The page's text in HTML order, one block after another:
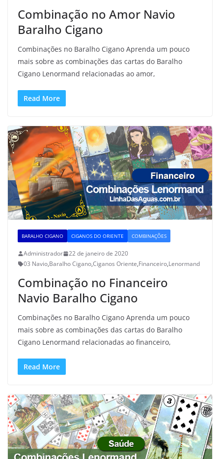
Combinação no Amor Navio
Baralho Cigano
Combinações no Baralho Cigano Aprenda um pouco
mais sobre as combinações das cartas do Baralho
Cigano Lenormand relacionadas ao amor,
Read More
BARALHO CIGANO CIGANOS DO ORIENTE COMBINAÇÕES
Administrador
22 de janeiro de 2020
03 Navio,Baralho Cigano,Ciganos Oriente,Financeiro,Lenormand
Combinação no Financeiro
Navio Baralho Cigano
Combinações no Baralho Cigano Aprenda um pouco
mais sobre as combinações das cartas do Baralho
Cigano Lenormand relacionadas ao financeiro,
Read More